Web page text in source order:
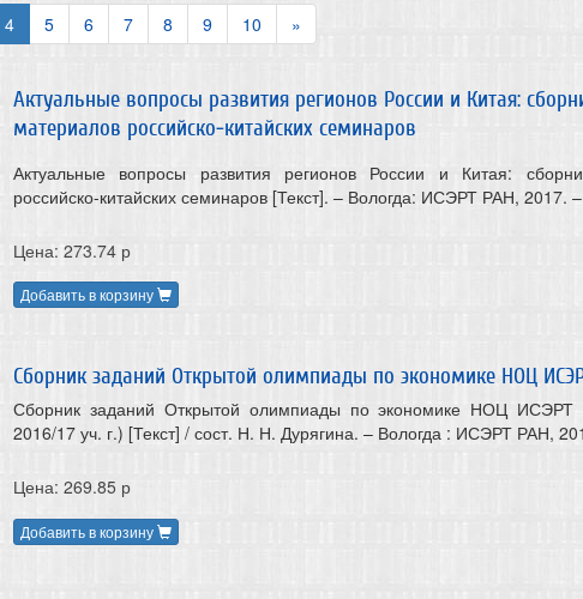
4 5 6 7 8 9 10 »
Актуальные вопросы развития регионов России и Китая:
материалов российско-китайских семинаров
Актуальные вопросы развития регионов России и Китая:
российско-китайских семинаров [Текст]. – Вологда: ИСЭРТ РАН, 2017.
Цена: 273.74 р
Добавить в корзину
Сборник заданий Открытой олимпиады по экономике НОЦ
Сборник заданий Открытой олимпиады по экономике НОЦ ИСЭРТ
2016/17 уч. г.) [Текст] / сост. Н. Н. Дурягина. – Вологда : ИСЭРТ РАН,
Цена: 269.85 р
Добавить в корзину